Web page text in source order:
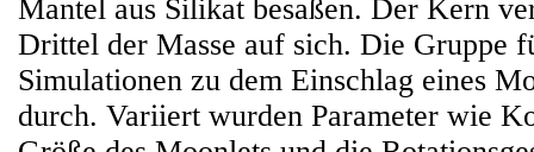
Mantel aus Silikat besaßen. Der Kern
Drittel der Masse auf sich. Die Gruppe
Simulationen zu dem Einschlag eines
durch. Variiert wurden Parameter wie